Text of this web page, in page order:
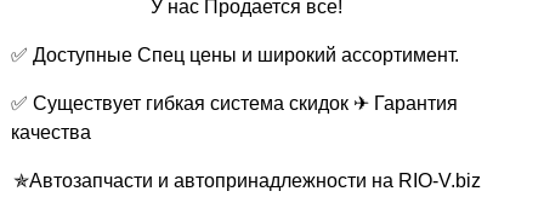
У нас Продается все!
✅ Доступные Спец цены и широкий ассортимент.
✅ Существует гибкая система скидок ✈ Гарантия
качества
✯Автозапчасти и автопринадлежности на RIO-V.biz